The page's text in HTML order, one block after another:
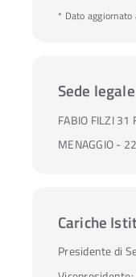
* Dato
Sede legale
FABIO FILZI 31
MENAGGIO -
Cariche
Presidente di